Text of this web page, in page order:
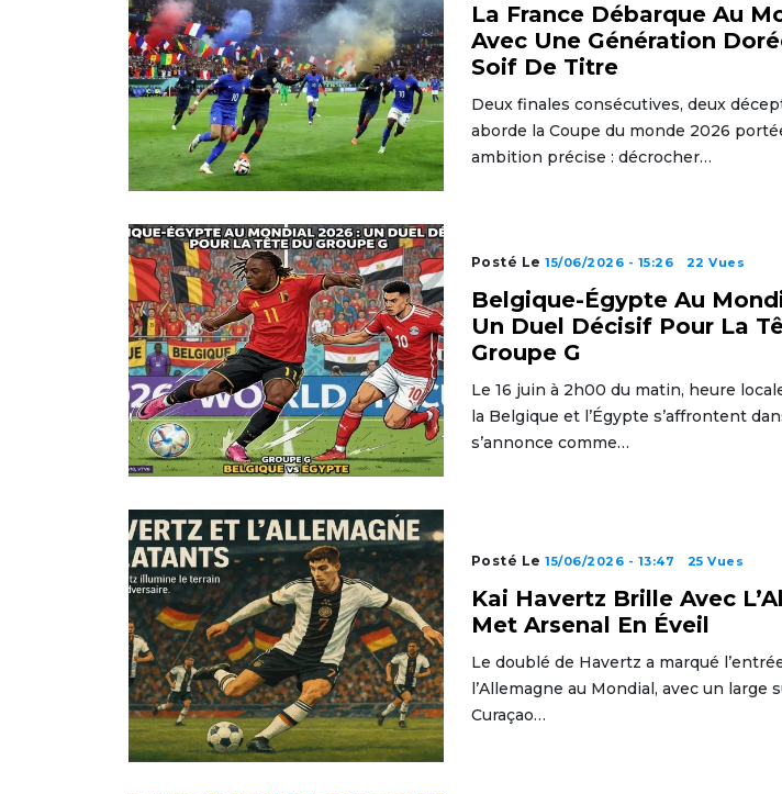
La France Débarque Au
Avec Une Génération
Soif De Titre
Deux finales consécutives, deux
aborde la Coupe du monde 2026
ambition précise : décrocher…
Posté Le15/06/2026 - 15:26 22 Vues
Belgique-Égypte Au
Un Duel Décisif Pour La
Groupe G
Le 16 juin à 2h00 du matin, heure
la Belgique et l’Égypte s’affrontent
s’annonce comme…
Posté Le15/06/2026 - 13:47 25 Vues
Kai Havertz Brille Avec
Met Arsenal En Éveil
Le doublé de Havertz a marqué
l’Allemagne au Mondial, avec un large
Curaçao…